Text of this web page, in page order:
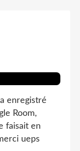
enregistré
Room,
faisait en
ueps